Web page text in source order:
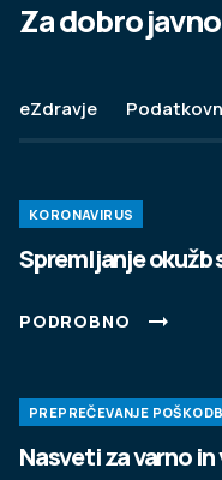
Za dobro
eZdravje
KORONAVIRUS
Spremljanje okužb
PODROBNO
PREPREČEVANJE POŠKODB
Nasveti za varno